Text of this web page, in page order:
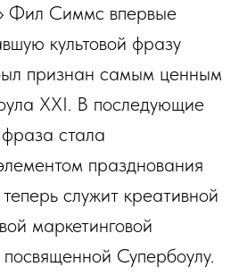
Фил Симмс впервые
культовой фразу
признан самым ценным
XXI. В последующие
стала
празднования
служит креативной
маркетинговой
Супербоулу.